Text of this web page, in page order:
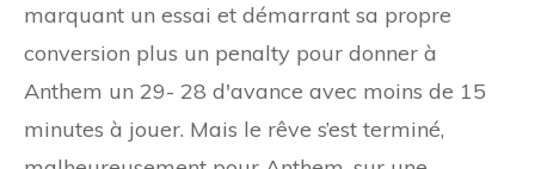
marquant un essai et démarrant sa propre
conversion plus un penalty pour donner à
Anthem un 29- 28 d'avance avec moins de 15
minutes à jouer. Mais le rêve s’est terminé,